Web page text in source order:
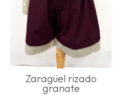
Zaragüel rizado
granate